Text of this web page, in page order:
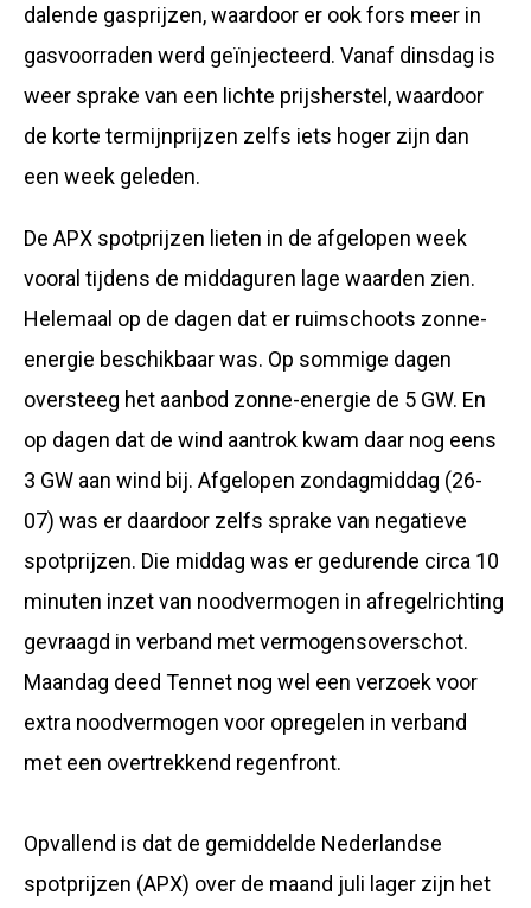
dalende gasprijzen, waardoor er ook fors meer in
gasvoorraden werd geïnjecteerd. Vanaf dinsdag is
weer sprake van een lichte prijsherstel, waardoor
de korte termijnprijzen zelfs iets hoger zijn dan
een week geleden.
De APX spotprijzen lieten in de afgelopen week
vooral tijdens de middaguren lage waarden zien.
Helemaal op de dagen dat er ruimschoots zonne-
energie beschikbaar was. Op sommige dagen
oversteeg het aanbod zonne-energie de 5 GW. En
op dagen dat de wind aantrok kwam daar nog eens
3 GW aan wind bij. Afgelopen zondagmiddag (26-
07) was er daardoor zelfs sprake van negatieve
spotprijzen. Die middag was er gedurende circa 10
minuten inzet van noodvermogen in afregelrichting
gevraagd in verband met vermogensoverschot.
Maandag deed Tennet nog wel een verzoek voor
extra noodvermogen voor opregelen in verband
met een overtrekkend regenfront.
Opvallend is dat de gemiddelde Nederlandse
spotprijzen (APX) over de maand juli lager zijn het